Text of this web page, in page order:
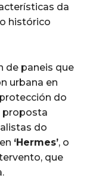
da
histórico
de paneis que
urbana en
do
proposta
do
‘Hermes’, o
que